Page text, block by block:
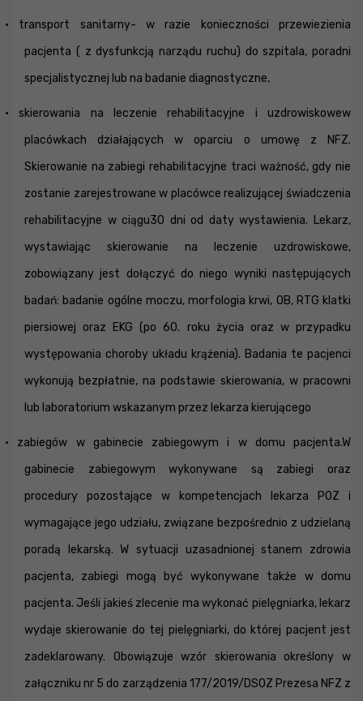
· transport sanitarny- w razie konieczności przewiezienia
pacjenta ( z dysfunkcją narządu ruchu) do szpitala, poradni
specjalistycznej lub na badanie diagnostyczne,
· skierowania na leczenie rehabilitacyjne i uzdrowiskowew
placówkach działających w oparciu o umowę z NFZ.
Skierowanie na zabiegi rehabilitacyjne traci ważność, gdy nie
zostanie zarejestrowane w placówce realizującej świadczenia
rehabilitacyjne w ciągu30 dni od daty wystawienia. Lekarz,
wystawiając skierowanie na leczenie uzdrowiskowe,
zobowiązany jest dołączyć do niego wyniki następujących
badań: badanie ogólne moczu, morfologia krwi, OB, RTG klatki
piersiowej oraz EKG (po 60. roku życia oraz w przypadku
występowania choroby układu krążenia). Badania te pacjenci
wykonują bezpłatnie, na podstawie skierowania, w pracowni
lub laboratorium wskazanym przez lekarza kierującego
· zabiegów w gabinecie zabiegowym i w domu pacjenta.W
gabinecie zabiegowym wykonywane są zabiegi oraz
procedury pozostające w kompetencjach lekarza POZ i
wymagające jego udziału, związane bezpośrednio z udzielaną
poradą lekarską. W sytuacji uzasadnionej stanem zdrowia
pacjenta, zabiegi mogą być wykonywane także w domu
pacjenta. Jeśli jakieś zlecenie ma wykonać pielęgniarka, lekarz
wydaje skierowanie do tej pielęgniarki, do której pacjent jest
zadeklarowany. Obowiązuje wzór skierowania określony w
załączniku nr 5 do zarządzenia 177/2019/DSOZ Prezesa NFZ z